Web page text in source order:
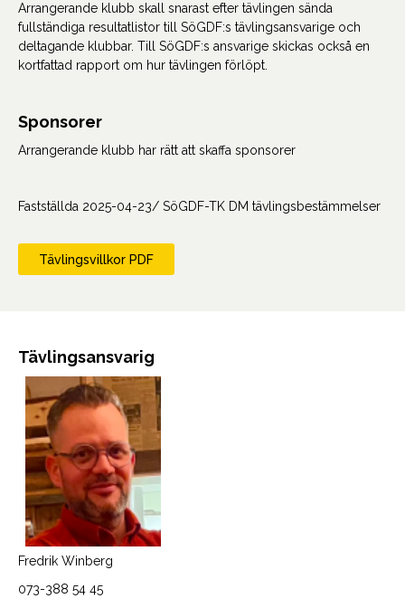
Arrangerande klubb skall snarast efter tävlingen sända
fullständiga resultatlistor till SöGDF:s tävlingsansvarige och
deltagande klubbar. Till SöGDF:s ansvarige skickas också en
kortfattad rapport om hur tävlingen förlöpt.
Sponsorer
Arrangerande klubb har rätt att skaffa sponsorer
Fastställda 2025-04-23/ SöGDF-TK DM tävlingsbestämmelser
Tävlingsvillkor PDF
Tävlingsansvarig
Fredrik Winberg
073-388 54 45